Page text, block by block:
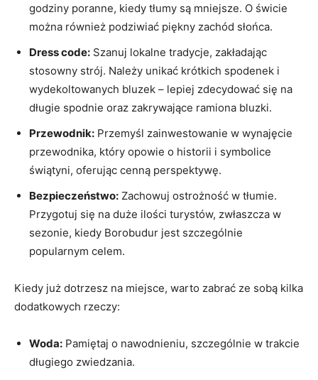
godziny poranne, kiedy tłumy są mniejsze. O świcie
można również podziwiać piękny zachód słońca.
Dress code: Szanuj lokalne tradycje, zakładając
stosowny strój. Należy unikać krótkich spodenek i
wydekoltowanych bluzek – lepiej zdecydować się na
długie spodnie oraz zakrywające ramiona bluzki.
Przewodnik: Przemyśl zainwestowanie w wynajęcie
przewodnika, który opowie o historii i symbolice
świątyni, oferując cenną perspektywę.
Bezpieczeństwo: Zachowuj ostrożność w tłumie.
Przygotuj się na duże ilości turystów, zwłaszcza w
sezonie, kiedy Borobudur jest szczególnie
popularnym celem.
Kiedy już dotrzesz na miejsce, warto zabrać ze sobą kilka
dodatkowych rzeczy:
Woda: Pamiętaj o nawodnieniu, szczególnie w trakcie
długiego zwiedzania.